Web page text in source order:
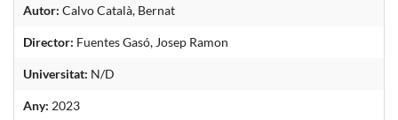
Autor: Calvo Català, Bernat
Director: Fuentes Gasó, Josep Ramon
Universitat: N/D
Any: 2023